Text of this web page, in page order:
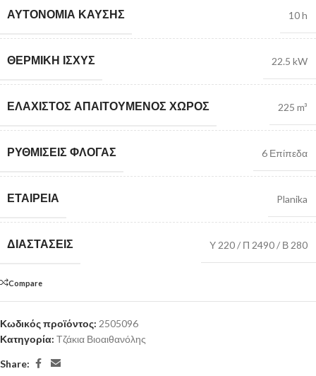
ΑΥΤΟΝΟΜΊΑ ΚΑΎΣΗΣ 10 h
ΘΕΡΜΙΚΉ ΙΣΧΎΣ 22.5 kW
ΕΛΆΧΙΣΤΟΣ ΑΠΑΙΤΟΎΜΕΝΟΣ ΧΏΡΟΣ 225 m³
ΡΥΘΜΊΣΕΙΣ ΦΛΌΓΑΣ 6 Επίπεδα
ΕΤΑΙΡΕΊΑ Planika
ΔΙΑΣΤΆΣΕΙΣ Υ 220 / Π 2490 / Β 280
Compare
Κωδικός προϊόντος: 2505096
Κατηγορία: Τζάκια Βιοαιθανόλης
Share: